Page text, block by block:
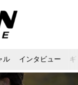
ル インタビュー